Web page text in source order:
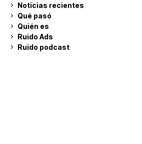
Noticias recientes
Qué pasó
Quién es
Ruido Ads
Ruido podcast